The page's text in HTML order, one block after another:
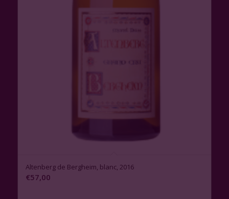
Altenberg de Bergheim, blanc, 2016
€57,00